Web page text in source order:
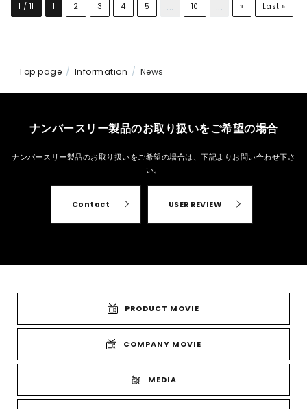
1 / 11 1 2 3 4 5 ... 10 ... » Last »
Top page Information News
ナンバースリー製品のお取り扱いをご希望の場合
ナンバースリー製品のお取り扱いをご希望の場合は、 下記よりお問い合わせ下さ
い。
Contact USER REVIEW
PRODUCT MOVIE
COMPANY MOVIE
MEDIA